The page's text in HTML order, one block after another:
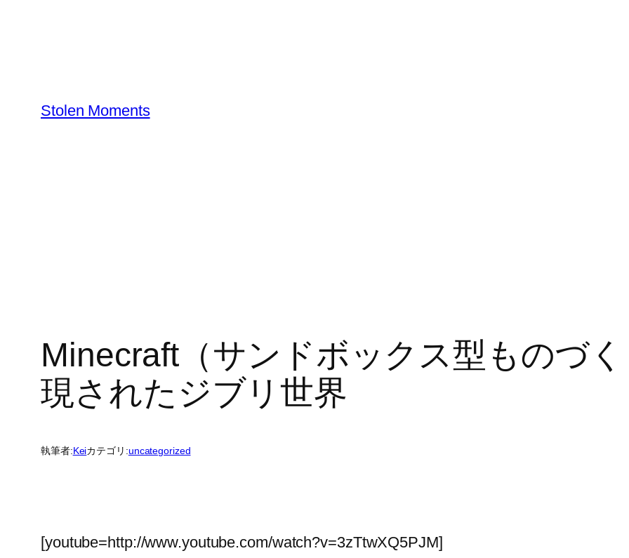
Stolen Moments
Minecraft（サンドボックス型ものづ
現されたジブリ世界
執筆者:Keiカテゴリ:uncategorized
[youtube=http://www.youtube.com/watch?v=3zTtwXQ5PJM]